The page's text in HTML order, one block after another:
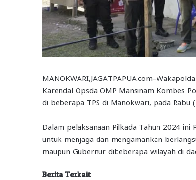
Karendal Opsda OMP Mansinam Kombes
di beberapa TPS di Manokwari, pada Rabu
Dalam pelaksanaan Pilkada Tahun 2024
untuk menjaga dan mengamankan
maupun Gubernur dibeberapa wilayah di
Berita Terkait